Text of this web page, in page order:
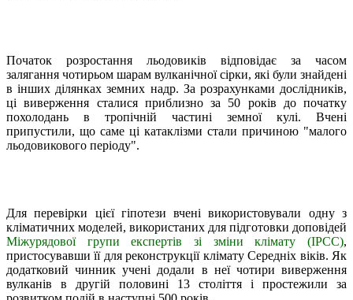
Початок розростання льодовиків відповідає за часом
залягання чотирьом шарам вулканічної сірки, які були знайдені
в інших ділянках земних надр. За розрахунками дослідників,
ці виверження сталися приблизно за 50 років до початку
похолодань в тропічній частині земної кулі. Вчені
припустили, що саме ці катаклізми стали причиною "малого
льодовикового періоду".
Для перевірки цієї гіпотези вчені використовували одну з
кліматичних моделей, використаних для підготовки доповідей
Міжурядової групи експертів зі зміни клімату (IPCC),
пристосувавши її для реконструкції клімату Середніх віків. Як
додатковий чинник учені додали в неї чотири виверження
вулканів в другій половині 13 століття і простежили за